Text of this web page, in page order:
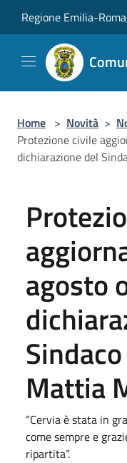
Regione Emilia-
Home > Novità >
Protezione civile
dichiarazione del
agosto
Mattia
“Cervia è stata in
come sempre e
ripartita”.